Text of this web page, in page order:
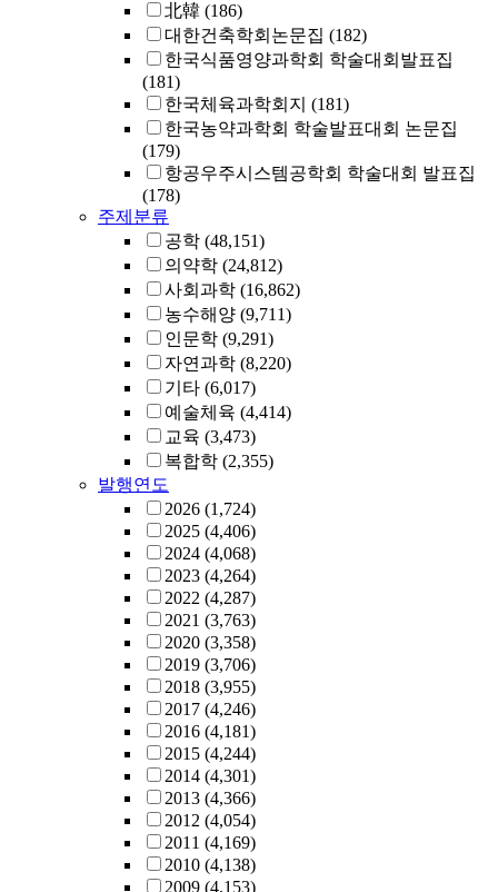
北韓 (186)
대한건축학회논문집 (182)
한국식품영양과학회 학술대회발표집
(181)
한국체육과학회지 (181)
한국농약과학회 학술발표대회 논문집
(179)
항공우주시스템공학회 학술대회 발표집
(178)
주제분류
공학 (48,151)
의약학 (24,812)
사회과학 (16,862)
농수해양 (9,711)
인문학 (9,291)
자연과학 (8,220)
기타 (6,017)
예술체육 (4,414)
교육 (3,473)
복합학 (2,355)
발행연도
2026 (1,724)
2025 (4,406)
2024 (4,068)
2023 (4,264)
2022 (4,287)
2021 (3,763)
2020 (3,358)
2019 (3,706)
2018 (3,955)
2017 (4,246)
2016 (4,181)
2015 (4,244)
2014 (4,301)
2013 (4,366)
2012 (4,054)
2011 (4,169)
2010 (4,138)
2009 (4,153)